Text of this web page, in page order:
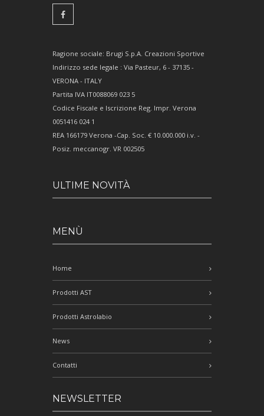
Ragione sociale: Brugi S.p.A. Creazioni Sportive
Indirizzo sede legale : Via Pasteur, 6 - 37135 -
VERONA - ITALY
Partita IVA IT0088069 023 5
Codice Fiscale e Iscrizione Reg. Impr. Verona
0051416 024 1
REA 166179 Verona -Cap. Soc. € 10.000.000 i.v. -
Posiz. meccanogr. VR 002505
ULTIME NOVITÀ
MENÙ
Home
Prodotti AST
Prodotti Astrolabio
News
Contatti
NEWSLETTER